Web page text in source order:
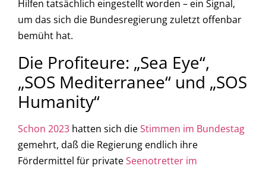
Hilfen tatsächlich eingestellt worden – ein Signal,
um das sich die Bundesregierung zuletzt offenbar
bemüht hat.
Die Profiteure: „Sea Eye“,
„SOS Mediterranee“ und „SOS
Humanity“
Schon 2023 hatten sich dieStimmen im Bundestag
gemehrt, daß die Regierung endlich ihre
Fördermittel für privateSeenotretter im